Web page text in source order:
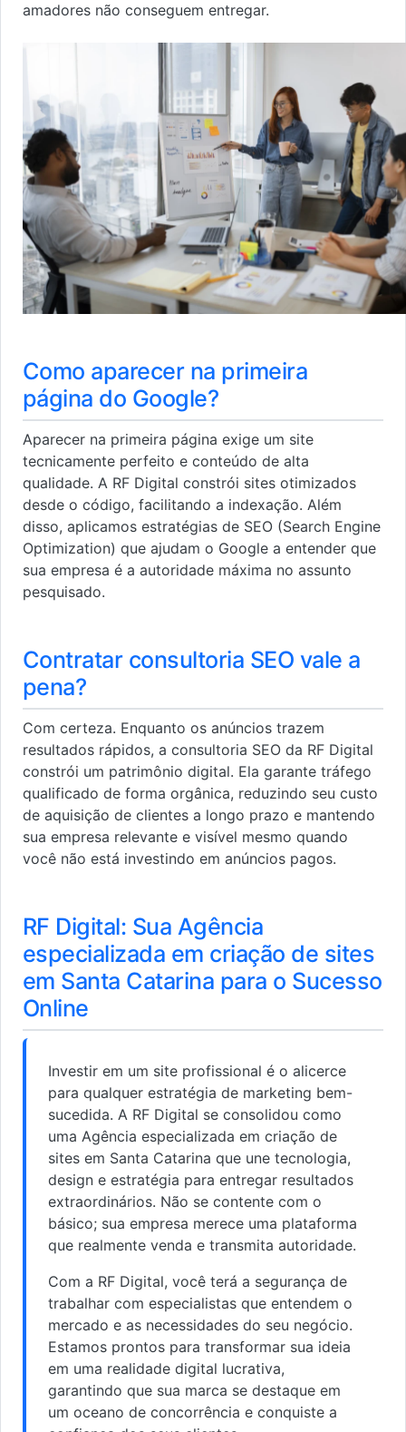
amadores não conseguem entregar.
Como aparecer na primeira
página do Google?
Aparecer na primeira página exige um site
tecnicamente perfeito e conteúdo de alta
qualidade. A RF Digital constrói sites otimizados
desde o código, facilitando a indexação. Além
disso, aplicamos estratégias de SEO (Search Engine
Optimization) que ajudam o Google a entender que
sua empresa é a autoridade máxima no assunto
pesquisado.
Contratar consultoria SEO vale a
pena?
Com certeza. Enquanto os anúncios trazem
resultados rápidos, a consultoria SEO da RF Digital
constrói um patrimônio digital. Ela garante tráfego
qualificado de forma orgânica, reduzindo seu custo
de aquisição de clientes a longo prazo e mantendo
sua empresa relevante e visível mesmo quando
você não está investindo em anúncios pagos.
RF Digital: Sua Agência
especializada em criação de sites
em Santa Catarina para o Sucesso
Online
Investir em um site profissional é o alicerce
para qualquer estratégia de marketing bem-
sucedida. A RF Digital se consolidou como
uma Agência especializada em criação de
sites em Santa Catarina que une tecnologia,
design e estratégia para entregar resultados
extraordinários. Não se contente com o
básico; sua empresa merece uma plataforma
que realmente venda e transmita autoridade.
Com a RF Digital, você terá a segurança de
trabalhar com especialistas que entendem o
mercado e as necessidades do seu negócio.
Estamos prontos para transformar sua ideia
em uma realidade digital lucrativa,
garantindo que sua marca se destaque em
um oceano de concorrência e conquiste a